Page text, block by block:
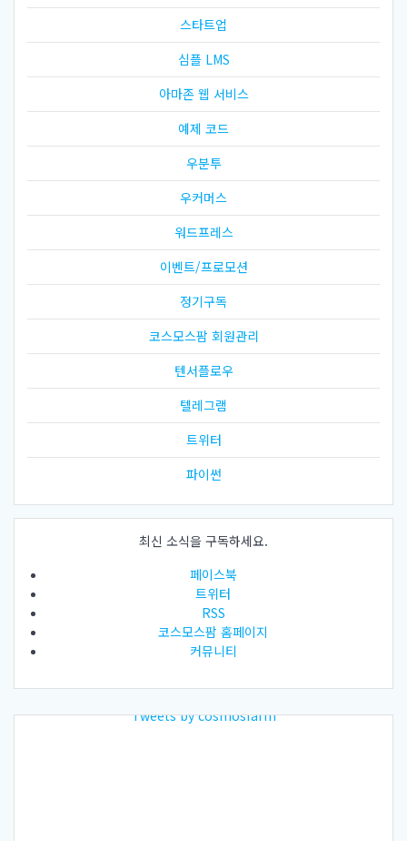
스타트업
심플 LMS
아마존 웹 서비스
예제 코드
우분투
우커머스
워드프레스
이벤트/프로모션
정기구독
코스모스팜 회원관리
텐서플로우
텔레그램
트위터
파이썬
최신 소식을 구독하세요.
페이스북
트위터
RSS
코스모스팜 홈페이지
커뮤니티
Tweets by cosmosfarm